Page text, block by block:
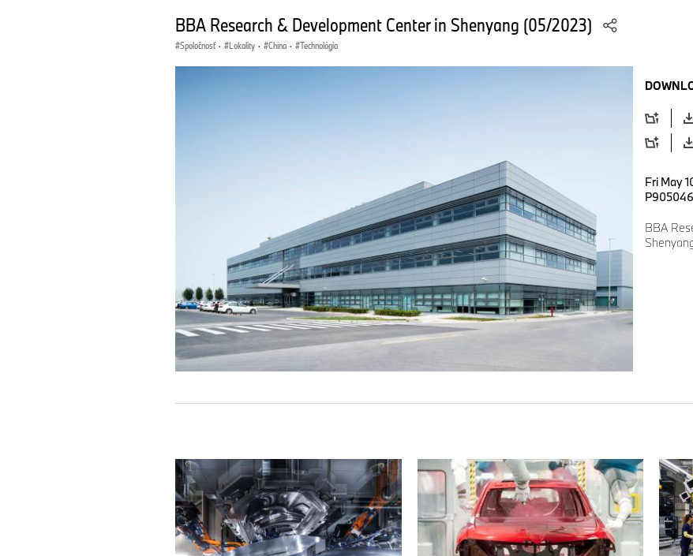
BBA Research & Development Center in Shenyang (05/2023)
Spoločnosť · Lokality · China · Technológia
Fri May
BBA